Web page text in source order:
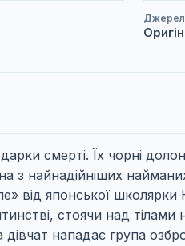
смерті. Їх чорні
з найнадійніших
від японської
стоячи над тілами
нападає група